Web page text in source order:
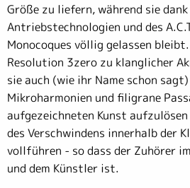
Größe zu liefern, während sie
Antriebstechnologien und des
Monocoques völlig gelassen
Resolution 3zero zu klanglicher
sie auch (wie ihr Name schon
Mikroharmonien und filigrane
aufgezeichneten Kunst
des Verschwindens innerhalb der
vollführen - so dass der Zuhörer
und dem Künstler ist.